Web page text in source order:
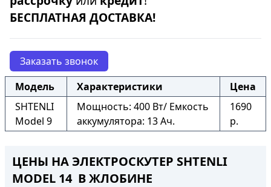
БЕСПЛАТНАЯ ДОСТАВКА!
Заказать звонок
Модель
Характеристики
Цена
SHTENLI
Model 9
Мощность: 400 Вт/ Емкость
аккумулятора: 13 Ач.
1690
р.
ЦЕНЫ НА ЭЛЕКТРОСКУТЕР SHTENLI
MODEL 14 В ЖЛОБИНЕ